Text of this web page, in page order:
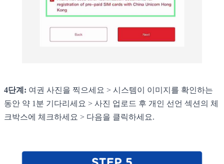
4단계: 여권 사진을 찍으세요 > 시스템이 이미지를 확인하는
동안 약 1분 기다리세요 > 사진 업로드 후 개인 선언 섹션의 체
크박스에 체크하세요 > 다음을 클릭하세요.